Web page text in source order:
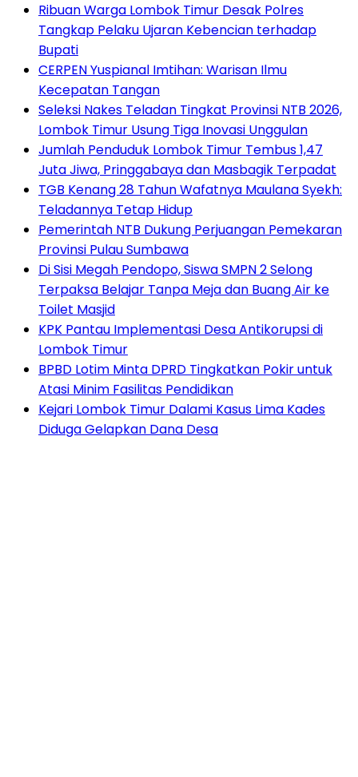
Ribuan Warga Lombok Timur Desak Polres
Tangkap Pelaku Ujaran Kebencian terhadap
Bupati
CERPEN Yuspianal Imtihan: Warisan Ilmu
Kecepatan Tangan
Seleksi Nakes Teladan Tingkat Provinsi NTB 2026,
Lombok Timur Usung Tiga Inovasi Unggulan
Jumlah Penduduk Lombok Timur Tembus 1,47
Juta Jiwa, Pringgabaya dan Masbagik Terpadat
TGB Kenang 28 Tahun Wafatnya Maulana Syekh:
Teladannya Tetap Hidup
Pemerintah NTB Dukung Perjuangan Pemekaran
Provinsi Pulau Sumbawa
Di Sisi Megah Pendopo, Siswa SMPN 2 Selong
Terpaksa Belajar Tanpa Meja dan Buang Air ke
Toilet Masjid
KPK Pantau Implementasi Desa Antikorupsi di
Lombok Timur
BPBD Lotim Minta DPRD Tingkatkan Pokir untuk
Atasi Minim Fasilitas Pendidikan
Kejari Lombok Timur Dalami Kasus Lima Kades
Diduga Gelapkan Dana Desa